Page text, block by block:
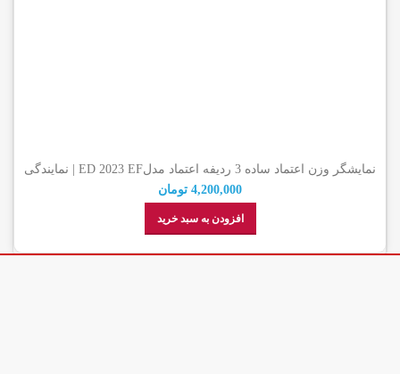
نمایشگر وزن اعتماد ساده 3 ردیفه اعتماد مدلED 2023 EF | نمایندگی
رسمی اعتماد
4,200,000 تومان
افزودن به سبد خرید